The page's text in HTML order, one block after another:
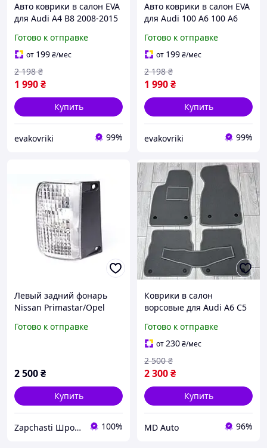
Авто коврики в салон EVA
для Audi A4 В8 2008-2015
Готово к отправке
от 199₴/мес
1 990₴
2 198 ₴
Купить
evakovriki 99%
Авто коврики в салон EVA
для Audi 100 А6 100 А6
Готово к отправке
от 199₴/мес
1 990₴
2 198 ₴
Купить
evakovriki 99%
Левый задний фонарь
Nissan Primastar/Opel
2014 в бампере
Готово к отправке
2 500₴
Купить
Zapchasti Шрот Land Rover 100%
Коврики в салон
ворсовые для Audi A6 C5
коврики
Готово к отправке
от230₴/мес
2 300₴
2 500 ₴
Купить
MD Auto 96%